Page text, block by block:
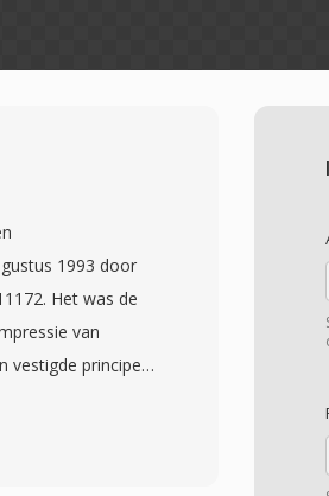
1993 door
Het was de
van
vestigde principes
zouden